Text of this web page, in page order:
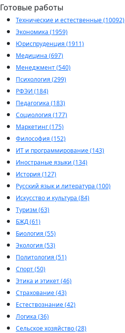
Готовые работы
Технические и естественные (10092)
Экономика (1959)
Юриспруденция (1911)
Медицина (697)
Менеджмент (540)
Психология (299)
РФЭИ (184)
Педагогика (183)
Социология (177)
Маркетинг (175)
Философия (152)
ИТ и программирование (143)
Иностраные языки (134)
История (127)
Русский язык и литература (100)
Искусство и культура (84)
Туризм (63)
БЖД (61)
Биология (55)
Экология (53)
Политология (51)
Спорт (50)
Этика и этикет (46)
Страхование (43)
Естествознание (42)
Логика (36)
Сельское хозяйство (28)